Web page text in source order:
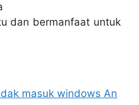
dan bermanfaat untuk
masuk windows An